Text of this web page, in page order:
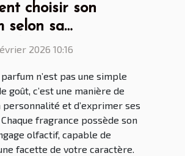
choisir son
selon sa
2026 10:16
n’est pas une simple
goût, c’est une manière de
et d’exprimer ses
fragrance possède son
olfactif, capable de
facette de votre caractère.